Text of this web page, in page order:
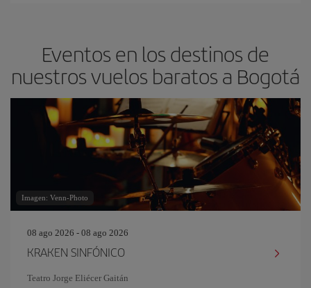
Eventos en los destinos de
nuestros vuelos baratos a Bogotá
Imagen: Venn-Photo
08 ago 2026 - 08 ago 2026
KRAKEN SINFÓNICO
Teatro Jorge Eliécer Gaitán